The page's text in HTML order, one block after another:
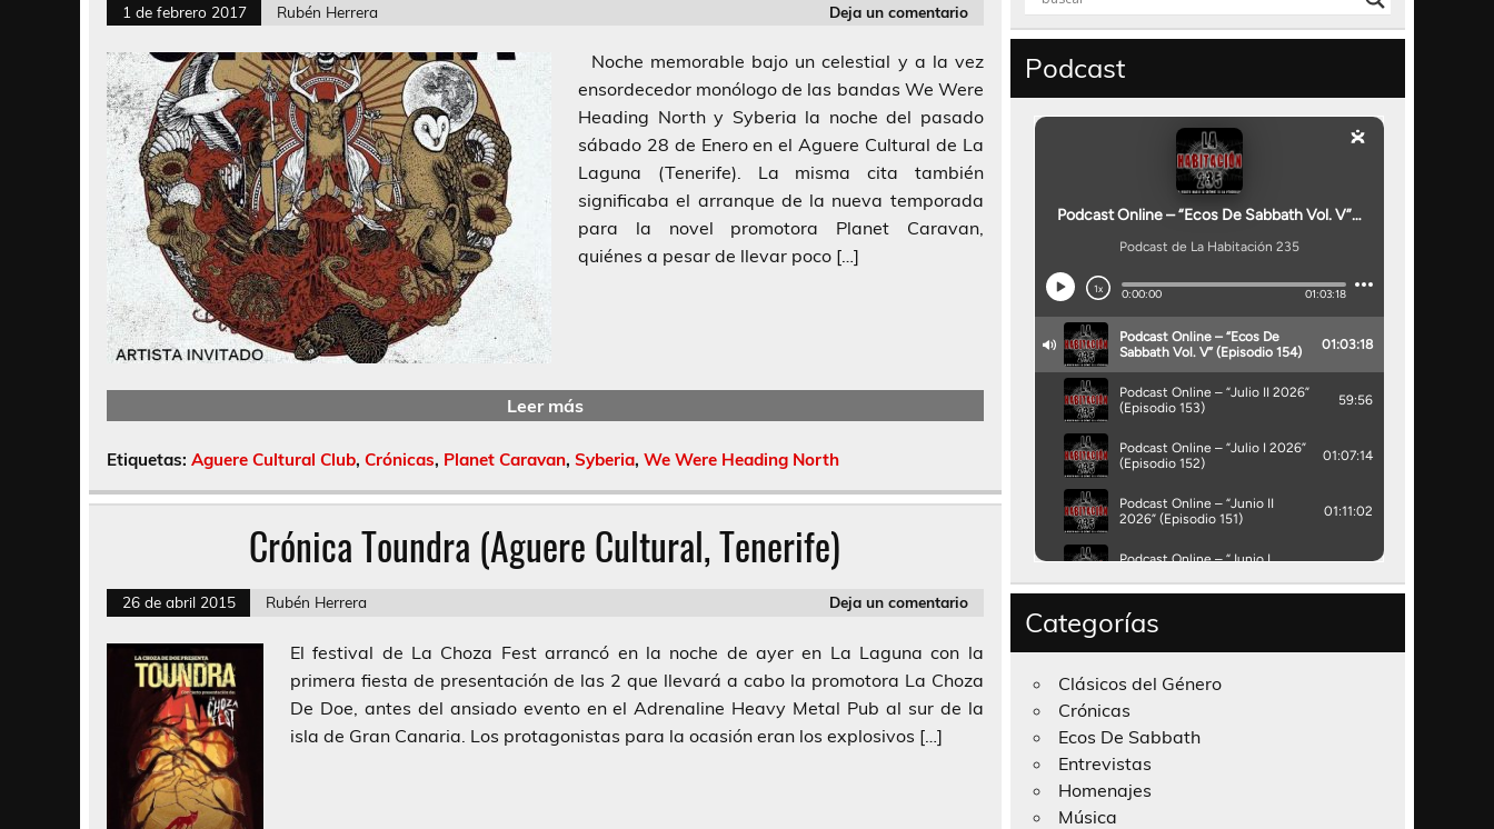
1 de febrero 2017 Rubén Herrera Deja un comentario
Noche memorable bajo un celestial y a la vez
ensordecedor monólogo de las bandas We Were
Heading North y Syberia la noche del pasado
sábado 28 de Enero en el Aguere Cultural de La
Laguna (Tenerife). La misma cita también
significaba el arranque de la nueva temporada
para la novel promotora Planet Caravan,
quiénes a pesar de llevar poco […]
Leer más
Etiquetas: Aguere Cultural Club, Crónicas, Planet Caravan, Syberia, We Were Heading North
Crónica Toundra (Aguere Cultural, Tenerife)
26 de abril 2015 Rubén Herrera Deja un comentario
El festival de La Choza Fest arrancó en la noche de ayer en La Laguna con la
primera fiesta de presentación de las 2 que llevará a cabo la promotora La Choza
De Doe, antes del ansiado evento en el Adrenaline Heavy Metal Pub al sur de la
isla de Gran Canaria. Los protagonistas para la ocasión eran los explosivos […]
Podcast
Categorías
Clásicos del Género
Crónicas
Ecos De Sabbath
Entrevistas
Homenajes
Música